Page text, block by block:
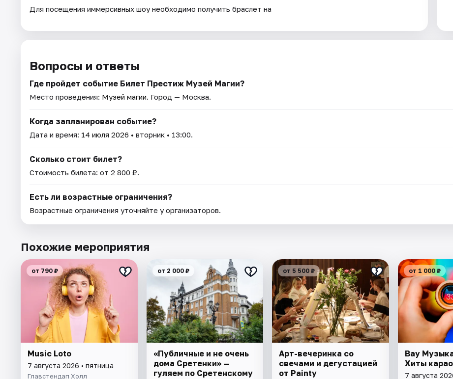
Для посещения иммерсивных шоу необходимо получить браслет на
Вопросы и ответы
Где пройдет событие Билет Престиж Музей Магии?
Место проведения: Музей магии. Город — Москва.
Когда запланирован событие?
Дата и время: 14 июля 2026 • вторник • 13:00.
Сколько стоит билет?
Стоимость билета: от 2 800 ₽.
Есть ли возрастные ограничения?
Возрастные ограничения уточняйте у организаторов.
Похожие мероприятия
от 790 ₽
Music Loto
7 августа 2026 • пятница
Главстендап Холл
от 2 000 ₽
«Публичные и не очень
дома Сретенки» —
гуляем по Сретенскому
от 5 500 ₽
Арт-вечеринка со
свечами и дегустацией
от Painty
от 1 000 ₽
Вау
Хиты
7 августа